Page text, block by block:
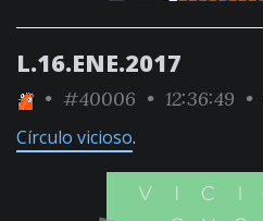
L.16.ENE.2017
• #40006 • 12:36:49 •
Círculo vicioso.